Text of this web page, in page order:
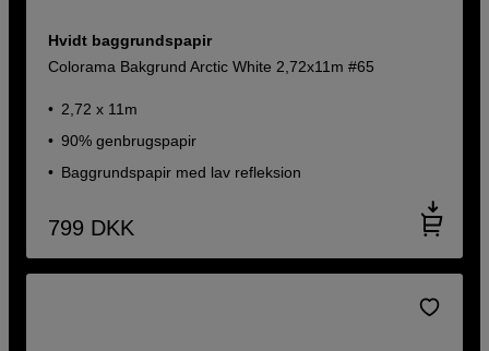
Hvidt baggrundspapir
Colorama Bakgrund Arctic White 2,72x11m #65
2,72 x 11m
90% genbrugspapir
Baggrundspapir med lav refleksion
799 DKK